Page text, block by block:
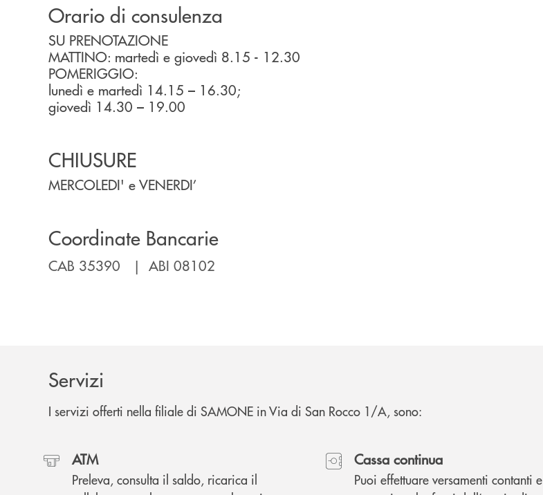
Orario di consulenza
SU PRENOTAZIONE
MATTINO: martedì e giovedì 8.15 - 12.30
POMERIGGIO:
lunedì e martedì 14.15 – 16.30;
giovedì 14.30 – 19.00
CHIUSURE
MERCOLEDI' e VENERDI’
Coordinate Bancarie
CAB 35390 | ABI 08102
Servizi
I servizi offerti nella filiale di SAMONE in Via di San Rocco 1/A, sono:
ATM
Preleva, consulta il saldo, ricarica il
Cassa continua
Puoi effettuare versamenti contanti e